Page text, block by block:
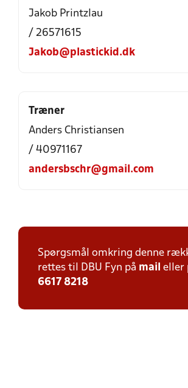
Jakob Printzlau
/ 26571615
Jakob@plastickid.dk
Træner
Anders Christiansen
/ 40971167
andersbschr@gmail.com
Spørgsmål omkring denne
rettes til DBU Fyn på mail eller
6617 8218